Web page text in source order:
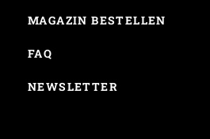
MAGAZIN BESTELLEN
FAQ
NEWSLETTER